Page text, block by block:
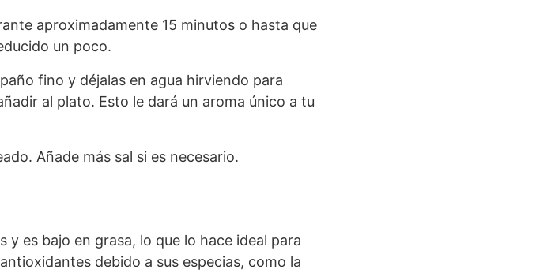
aproximadamente 15 minutos o hasta que
un poco.
fino y déjalas en agua hirviendo para
al plato. Esto le dará un aroma único a tu
Añade más sal si es necesario.
es bajo en grasa, lo que lo hace ideal para
debido a sus especias, como la